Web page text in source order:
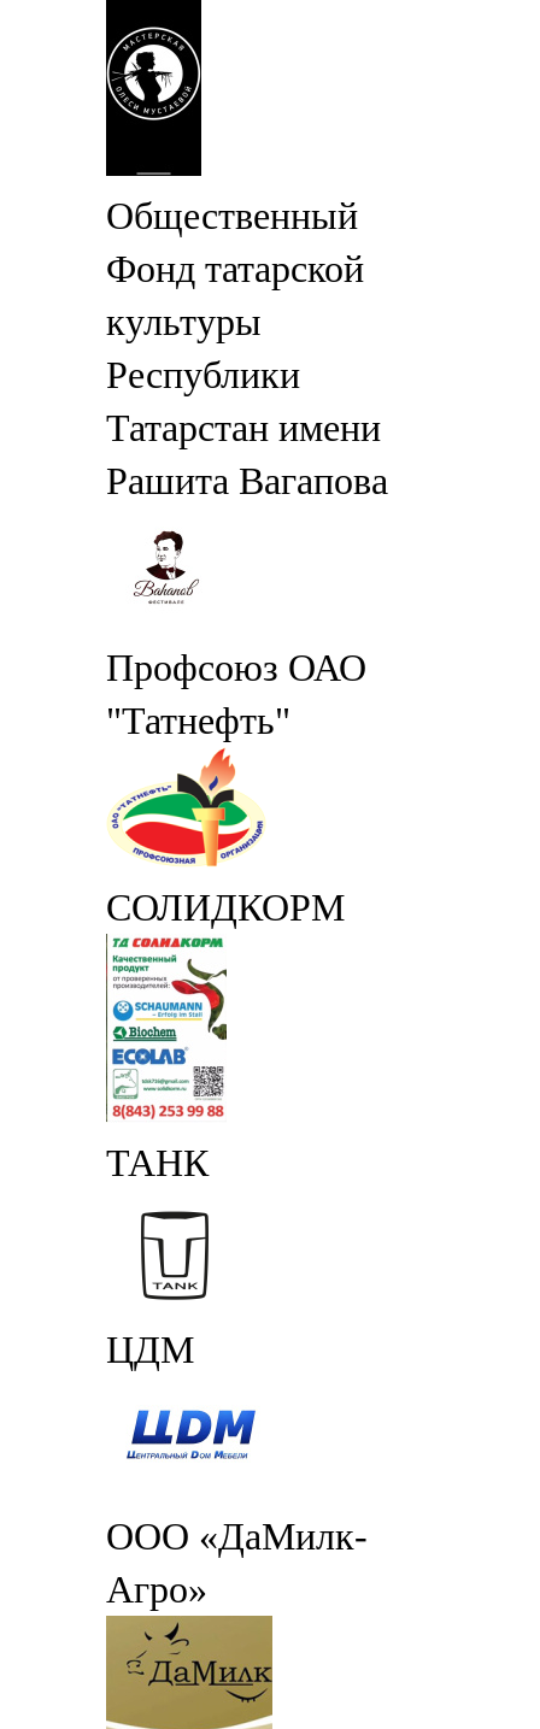
Общественный
Фонд татарской
культуры
Республики
Татарстан имени
Рашита Вагапова
Профсоюз ОАО
"Татнефть"
СОЛИДКОРМ
ТАНК
ЦДМ
ООО «ДаМилк-
Агро»